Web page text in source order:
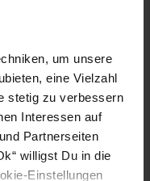
um unsere
eine Vielzahl
stetig zu verbessern
Interessen auf
Partnerseiten
willigst Du in die
Einstellungen
Speisen eine
im Alltag vielleicht
aufkommen. Die
Maserung, die dem
geben, werden übrigens
und Pflege zum